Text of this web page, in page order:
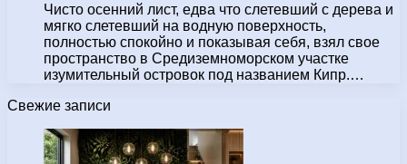
Чисто осенний лист, едва что слетевший с дерева и
мягко слетевший на водную поверхность,
полностью спокойно и показывая себя, взял свое
пространство в Средиземноморском участке
изумительный островок под названием Кипр.…
Свежие записи